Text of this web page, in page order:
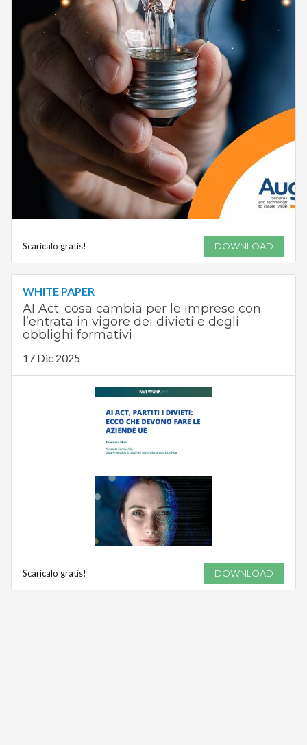
Scaricalo gratis! DOWNLOAD
WHITE PAPER
AI Act: cosa cambia per le imprese con
l’entrata in vigore dei divieti e degli
obblighi formativi
17 Dic 2025
Scaricalo gratis! DOWNLOAD